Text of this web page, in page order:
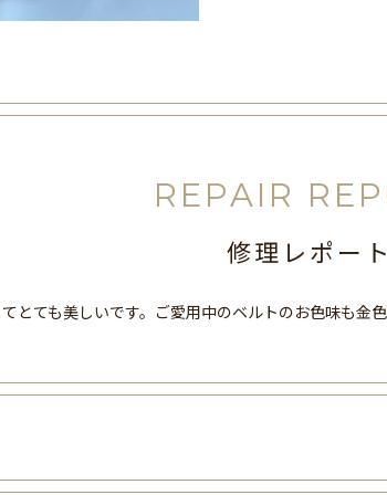
REPAIR
修理レポート
とても美しいです。ご愛用中のベルトのお色味も金